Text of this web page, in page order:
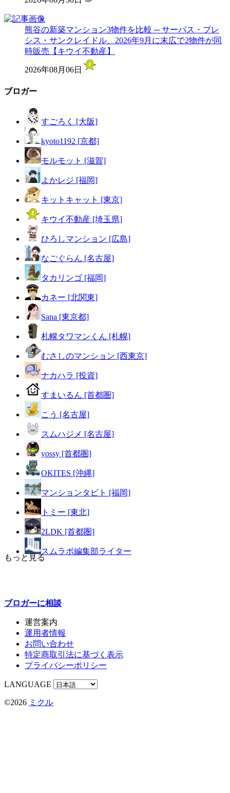
熊谷の新築マンション3物件を比較 ─ サーパス・プレ
シス・サンクレイドル、2026年9月に末広で2物件が同
時販売【キウイ不動産】
2026年08月06日
ブロガー
すごろく [大阪]
kyoto1192 [京都]
モルモット [滋賀]
よかレジ [福岡]
キットキャット [東京]
キウイ不動産 [埼玉県]
ひろしマンション [広島]
なごぐらん [名古屋]
タカリンゴ [福岡]
カネー [北関東]
Sana [東京都]
札幌タワマンくん [札幌]
むさしのマンション [西東京]
ナカハラ [投資]
すまいるん [首都圏]
こう [名古屋]
スムハジメ [名古屋]
yossy [首都圏]
OKITES [沖縄]
マンションタビト [福岡]
トミー [東北]
2LDK [首都圏]
スムラボ編集部ライター
もっと見る
ブロガーに相談
運営案内
運用者情報
お問い合わせ
特定商取引法に基づく表示
プライバシーポリシー
LANGUAGE
©2026 ミクル